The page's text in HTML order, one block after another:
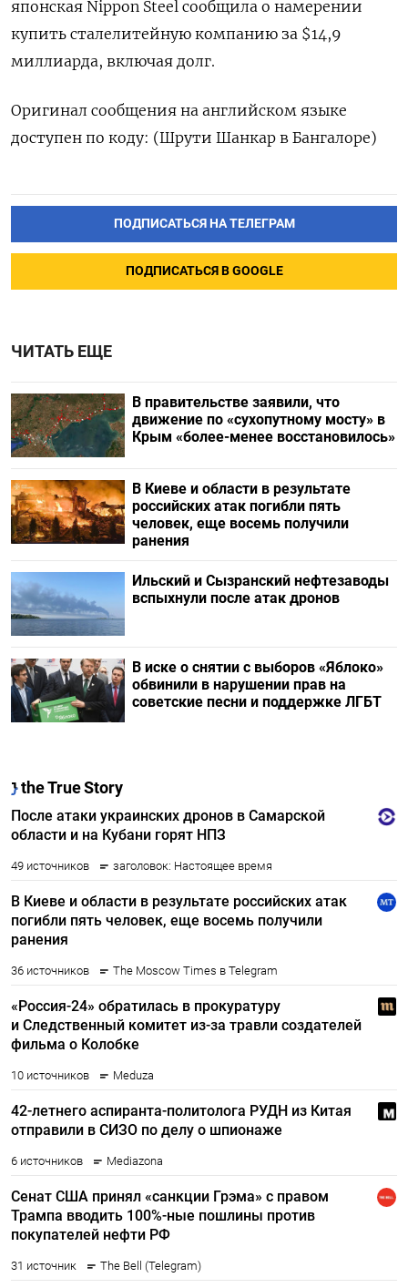
японская Nippon Steel сообщила о намерении
купить сталелитейную компанию за $14,9
миллиарда, включая долг.
Оригинал сообщения на английском языке
доступен по коду: (Шрути Шанкар в Бангалоре)
ПОДПИСАТЬСЯ НА ТЕЛЕГРАМ
ПОДПИСАТЬСЯ В GOOGLE
ЧИТАТЬ ЕЩЕ
В правительстве заявили, что
движение по «сухопутному мосту» в
Крым «более-менее восстановилось»
В Киеве и области в результате
российских атак погибли пять
человек, еще восемь получили
ранения
Ильский и Сызранский нефтезаводы
вспыхнули после атак дронов
В иске о снятии с выборов «Яблоко»
обвинили в нарушении прав на
советские песни и поддержке ЛГБТ